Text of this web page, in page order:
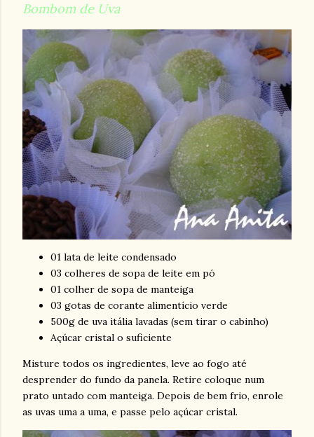
Bombom de Uva
01 lata de leite condensado
03 colheres de sopa de leite em pó
01 colher de sopa de manteiga
03 gotas de corante alimentício verde
500g de uva itália lavadas (sem tirar o cabinho)
Açúcar cristal o suficiente
Misture todos os ingredientes, leve ao fogo até
desprender do fundo da panela. Retire coloque num
prato untado com manteiga. Depois de bem frio, enrole
as uvas uma a uma, e passe pelo açúcar cristal.